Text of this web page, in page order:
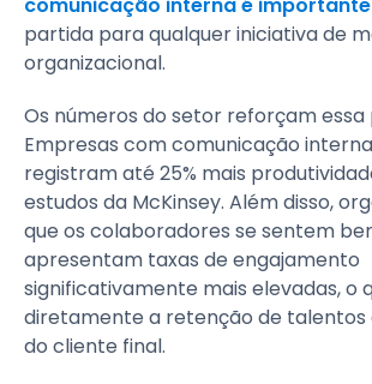
partida para qualquer iniciativa de
organizacional.
Os números do setor reforçam
Empresas com comunicação
registram até 25% mais
estudos da McKinsey. Além disso,
que os colaboradores se sentem
apresentam taxas de engajamento
significativamente mais elevadas, o
diretamente a retenção de talentos
do cliente final.